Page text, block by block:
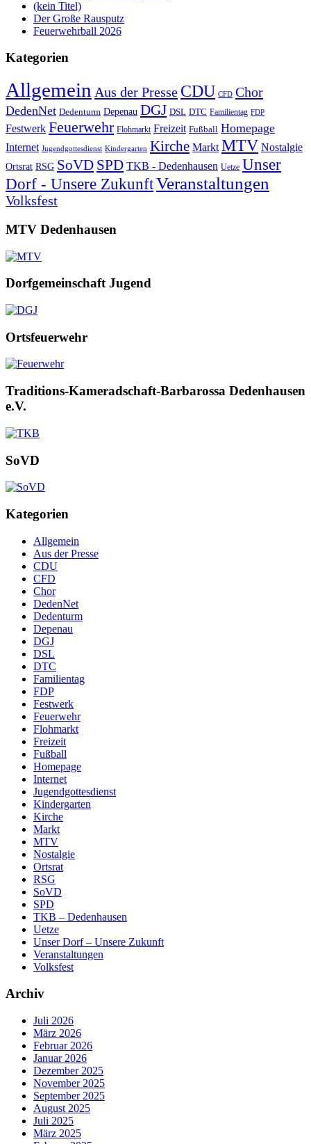
(kein Titel)
Der Große Rausputz
Feuerwehrball 2026
Kategorien
Allgemein Aus der Presse CDU CFD Chor
DedenNet Dedenturm Depenau DGJ DSL DTC Familientag FDP
Festwerk Feuerwehr Flohmarkt Freizeit Fußball Homepage
Internet Jugendgottesdienst Kindergarten Kirche Markt MTV Nostalgie
Ortsrat RSG SoVD SPD TKB - Dedenhausen Uetze Unser
Dorf - Unsere ZukunftVeranstaltungen
Volksfest
MTV Dedenhausen
Dorfgemeinschaft Jugend
Ortsfeuerwehr
Traditions-Kameradschaft-Barbarossa Dedenhausen
e.V.
SoVD
Kategorien
Allgemein
Aus der Presse
CDU
CFD
Chor
DedenNet
Dedenturm
Depenau
DGJ
DSL
DTC
Familientag
FDP
Festwerk
Feuerwehr
Flohmarkt
Freizeit
Fußball
Homepage
Internet
Jugendgottesdienst
Kindergarten
Kirche
Markt
MTV
Nostalgie
Ortsrat
RSG
SoVD
SPD
TKB – Dedenhausen
Uetze
Unser Dorf – Unsere Zukunft
Veranstaltungen
Volksfest
Archiv
Juli 2026
März 2026
Februar 2026
Januar 2026
Dezember 2025
November 2025
September 2025
August 2025
Juli 2025
März 2025